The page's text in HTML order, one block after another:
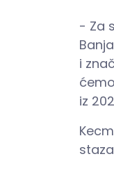
- Za
i
iz